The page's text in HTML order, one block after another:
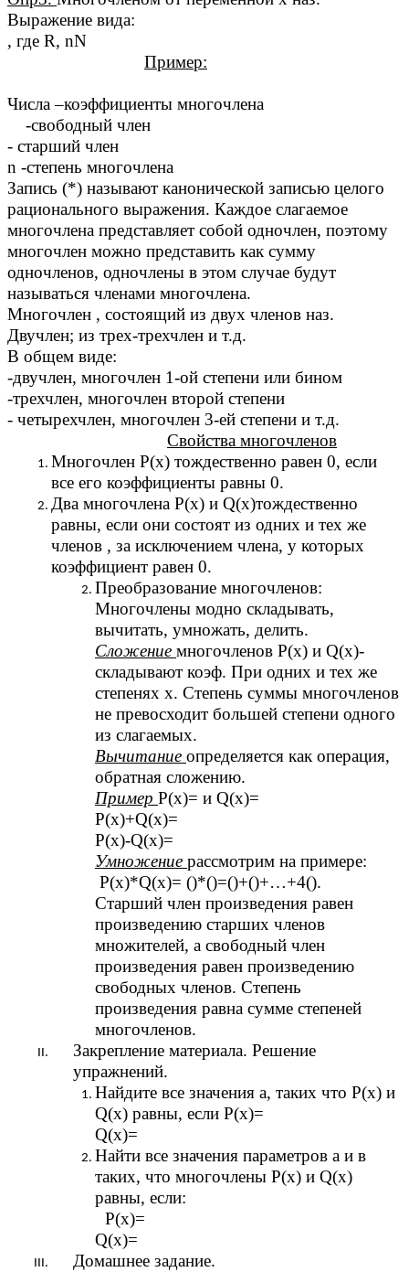
Выражение вида:
, где R, nN
Пример:
Числа –коэффициенты многочлена
-свободный член
- старший член
n -степень многочлена
Запись (*) называют канонической записью целого
рационального выражения. Каждое слагаемое
многочлена представляет собой одночлен, поэтому
многочлен можно представить как сумму
одночленов, одночлены в этом случае будут
называться членами многочлена.
Многочлен , состоящий из двух членов наз.
Двучлен; из трех-трехчлен и т.д.
В общем виде:
-двучлен, многочлен 1-ой степени или бином
-трехчлен, многочлен второй степени
- четырехчлен, многочлен 3-ей степени и т.д.
Свойства многочленов
Многочлен Р(х) тождественно равен 0, если
все его коэффициенты равны 0.
Два многочлена Р(х) и Q(x)тождественно
равны, если они состоят из одних и тех же
членов , за исключением члена, у которых
коэффициент равен 0.
Преобразование многочленов:
Многочлены модно складывать,
вычитать, умножать, делить.
Сложение многочленов Р(х) и Q(x)-
складывают коэф. При одних и тех же
степенях х. Степень суммы многочленов
не превосходит большей степени одного
из слагаемых.
Вычитание определяется как операция,
обратная сложению.
Пример Р(х)= и Q(x)=
Р(х)+Q(x)=
Р(х)-Q(x)=
Умножение рассмотрим на примере:
Р(х)*Q(x)= ()*()=()+()+…+4().
Старший член произведения равен
произведению старших членов
множителей, а свободный член
произведения равен произведению
свободных членов. Степень
произведения равна сумме степеней
многочленов.
Закрепление материала. Решение
упражнений.
Найдите все значения а, таких что Р(х) и
Q(x) равны, если Р(х)=
Q(x)=
Найти все значения параметров а и в
таких, что многочлены Р(х) и Q(x)
равны, если:
Р(х)=
Q(x)=
Домашнее задание.